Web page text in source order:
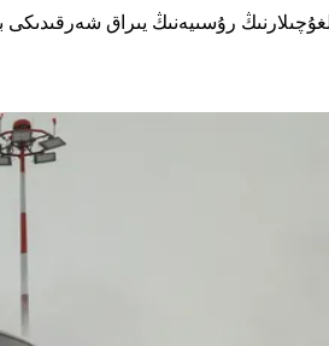
<ئان-24> تىپلىق يولۇچىلار ئايروپىلانى بىلەن بولغان ئالاقىسى